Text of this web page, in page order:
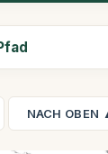
NACH OBEN